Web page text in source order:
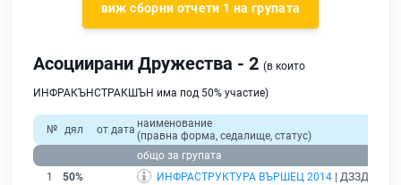
виж сборни отчети 1 на групата
Асоциирани Дружества - 2 (в които
ИНФРАКЪНСТРАКШЪН има под 50% участие)
№ дял от дата наименование
(правна форма, седалище, статус)
общо за групата
1
50% ИНФРАСТРУКТУРА ВЪРШЕЦ 2014 | ДЗЗД | гр.